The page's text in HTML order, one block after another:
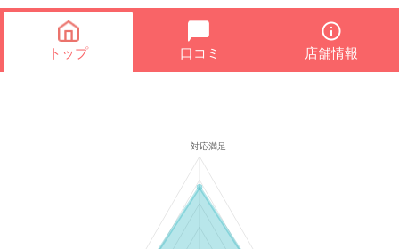
トップ 口コミ 店舗情報